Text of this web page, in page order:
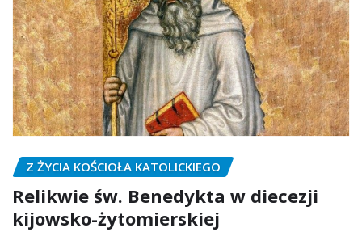
Z ŻYCIA KOŚCIOŁA KATOLICKIEGO
Relikwie św. Benedykta w diecezji
kijowsko-żytomierskiej